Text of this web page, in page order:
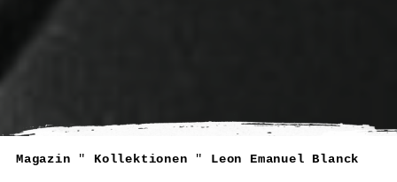
Magazin " Kollektionen " Leon Emanuel Blanck